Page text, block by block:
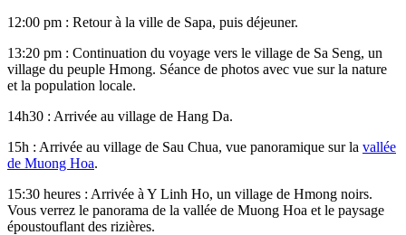
12:00 pm : Retour à la ville de Sapa, puis déjeuner.
13:20 pm : Continuation du voyage vers le village de Sa Seng, un
village du peuple Hmong. Séance de photos avec vue sur la nature
et la population locale.
14h30 : Arrivée au village de Hang Da.
15h : Arrivée au village de Sau Chua, vue panoramique sur la vallée
de Muong Hoa.
15:30 heures : Arrivée à Y Linh Ho, un village de Hmong noirs.
Vous verrez le panorama de la vallée de Muong Hoa et le paysage
époustouflant des rizières.